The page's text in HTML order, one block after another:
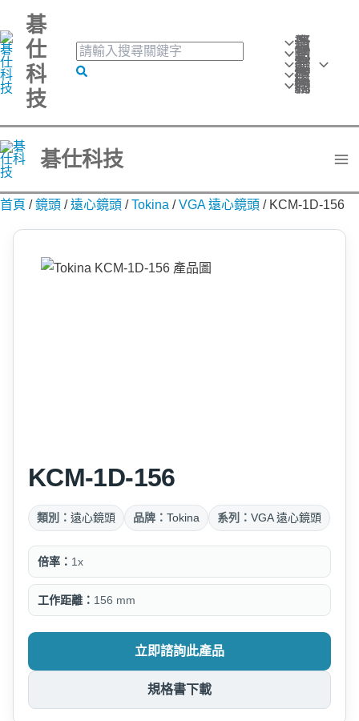
至
主
要
容
碁
仕
科
技
搜
尋
關
搜
最新消息
活動訊息
產品分類
技術應用
聯絡我們
碁仕科技
首頁 /鏡頭 /遠心鏡頭 /Tokina /VGA 遠心鏡頭 / KCM-1D-156
KCM-1D-156
類別： 遠心鏡頭 品牌： Tokina 系列： VGA 遠心鏡頭
倍率： 1x
工作距離： 156 mm
立即諮詢此產品
規格書下載